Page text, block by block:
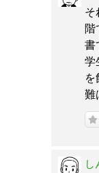
そ
階
書
学
を
難
し